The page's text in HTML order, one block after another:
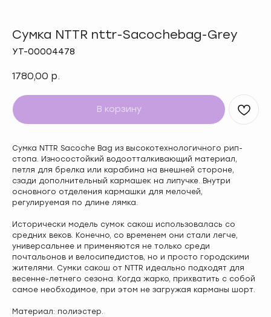
Сумка NTTR nttr-Sacochebag-Grey
УТ-00004478
1780,00 р.
В корзину
Сумка NTTR Sacoche Bag из высокотехнологичного рип-
стопа. Износостойкий водоотталкивающий материал,
петля для брелка или карабина на внешней стороне,
сзади дополнительный кармашек на липучке. Внутри
основного отделения кармашки для мелочей,
регулируемая по длине лямка.
Исторически модель сумок сакош использовалась со
средних веков. Конечно, со временем они стали легче,
универсальнее и применяются не только среди
почтальонов и велосипедистов, но и просто городскими
жителями. Сумки сакош от NTTR идеально подходят для
весенне-летнего сезона. Когда жарко, прихватить с собой
самое необходимое, при этом не загружая карманы шорт.
Материал: полиэстер.